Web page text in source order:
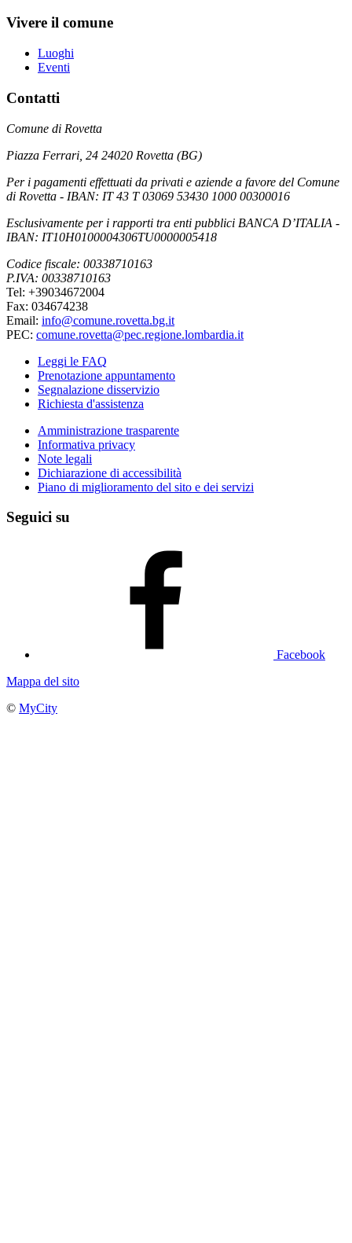
Vivere il comune
Luoghi
Eventi
Contatti
Comune di Rovetta
Piazza Ferrari, 24 24020 Rovetta (BG)
Per i pagamenti effettuati da privati e aziende a favore del Comune
di Rovetta - IBAN: IT 43 T 03069 53430 1000 00300016
Esclusivamente per i rapporti tra enti pubblici BANCA D’ITALIA -
IBAN: IT10H0100004306TU0000005418
Codice fiscale: 00338710163
P.IVA: 00338710163
Tel: +39034672004
Fax: 034674238
Email: info@comune.rovetta.bg.it
PEC: comune.rovetta@pec.regione.lombardia.it
Leggi le FAQ
Prenotazione appuntamento
Segnalazione disservizio
Richiesta d'assistenza
Amministrazione trasparente
Informativa privacy
Note legali
Dichiarazione di accessibilità
Piano di miglioramento del sito e dei servizi
Seguici su
Facebook
Mappa del sito
© MyCity